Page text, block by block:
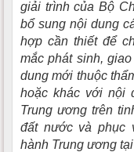
giải trình của Bộ
bổ sung nội dung
hợp cần thiết để
mắc phát sinh,
dung mới thuộc
hoặc khác với nội
Trung ương trên
đất nước và phục
hành Trung ương